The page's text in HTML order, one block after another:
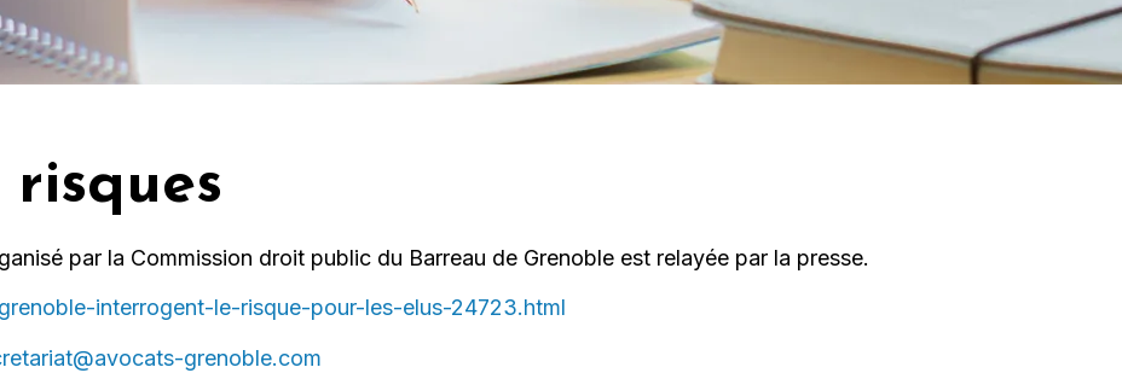
risques
par la Commission droit public du Barreau de Grenoble est relayée par la presse.
interrogent-le-risque-pour-les-elus-24723.html
grenoble.com